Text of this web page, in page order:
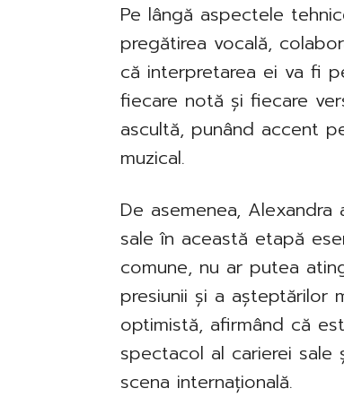
Pe lângă aspectele
pregătirea vocală,
că interpretarea ei va fi
fiecare notă și fiecare
ascultă, punând accent
muzical.
De asemenea,
sale în această etapă
comune, nu ar putea
presiunii și a așteptărilor
optimistă, afirmând că
spectacol al carierei sale
scena internațională.